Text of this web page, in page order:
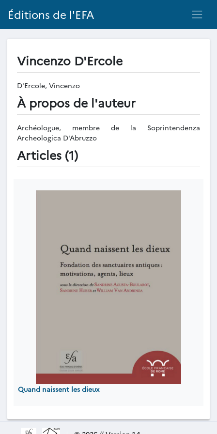
Éditions de l'EFA
Vincenzo D'Ercole
D'Ercole, Vincenzo
À propos de l'auteur
Archéologue, membre de la Soprintendenza
Archeologica D'Abruzzo
Articles (1)
Quand naissent les dieux